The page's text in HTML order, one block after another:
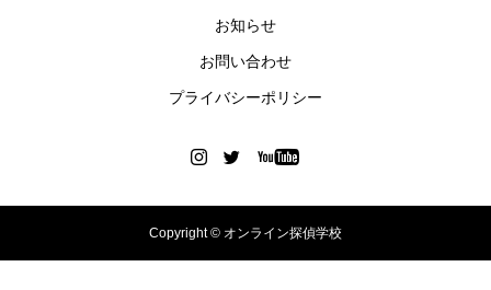
お知らせ
お問い合わせ
プライバシーポリシー
Copyright © オンライン探偵学校